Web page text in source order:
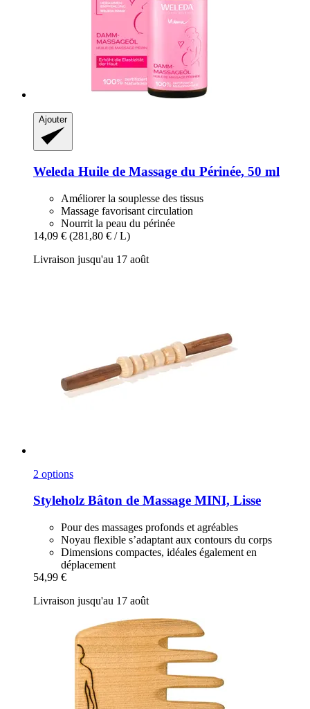
Ajouter
Weleda Huile de Massage du Périnée, 50 ml
Améliorer la souplesse des tissus
Massage favorisant circulation
Nourrit la peau du périnée
14,09 € (281,80 € / L)
Livraison jusqu'au 17 août
2 options
Styleholz Bâton de Massage MINI, Lisse
Pour des massages profonds et agréables
Noyau flexible s’adaptant aux contours du corps
Dimensions compactes, idéales également en
déplacement
54,99 €
Livraison jusqu'au 17 août